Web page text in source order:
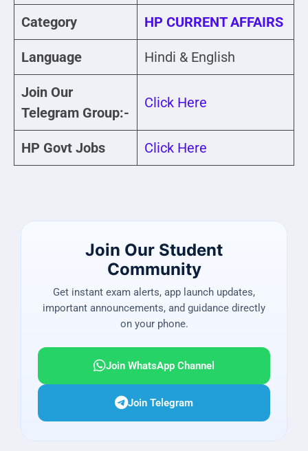
Category HP CURRENT AFFAIRS
Language Hindi & English
Join Our
Telegram Group:-
Click Here
HP Govt Jobs Click Here
Join Our Student
Community
Get instant exam alerts, app launch updates,
important announcements, and guidance directly
on your phone.
Join WhatsApp Channel
Join Telegram